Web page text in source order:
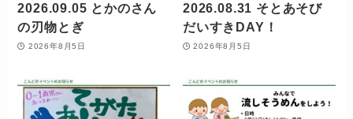
2026.09.05 とかのさん
の刃物とぎ
2026年8月5日
2026.08.31 そとあそび
だいすきDAY！
2026年8月5日